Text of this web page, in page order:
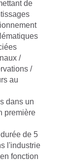
de
/
/
au
dans un
première
de 5
l'industrie
fonction